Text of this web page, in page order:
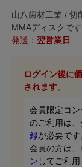
山八歯材工業 / 切
MMAディスクです
発送： 翌営業日
ログイン後に
されます。
会員限定コン
のご利用は、
録が必要です
会員の方は、
ン してご利用